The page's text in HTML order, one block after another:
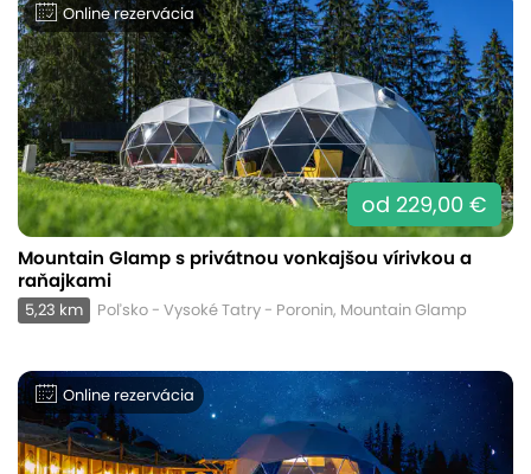
Online rezervácia
od 229,00 €
Mountain Glamp s privátnou vonkajšou vírivkou a
raňajkami
5,23 km Poľsko - Vysoké Tatry - Poronin, Mountain Glamp
Online rezervácia